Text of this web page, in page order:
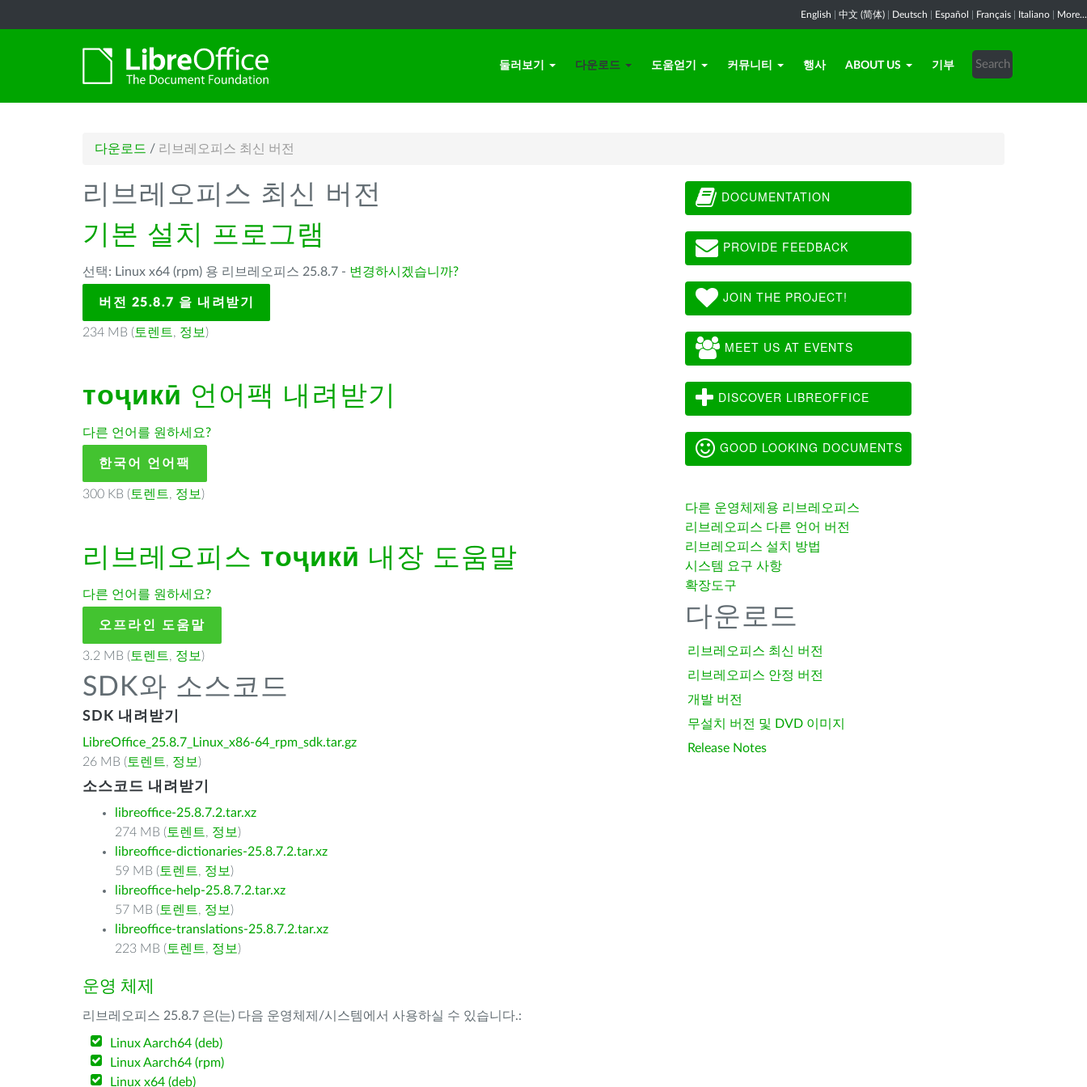
English 中文 (简体) Deutsch Español Français Italiano More...
둘러보기 다운로드 도움얻기 커뮤니티 행사 ABOUT US 기부
다운로드 / 리브레오피스 최신 버전
리브레오피스 최신 버전
기본 설치 프로그램
선택: Linux x64 (rpm) 용 리브레오피스 25.8.7 - 변경하시겠습니까?
버전 25.8.7 을 내려받기
234 MB ( 토렌트, 정보 )
тоҷикӣ 언어팩 내려받기
다른 언어를 원하세요?
한국어 언어팩
300 KB ( 토렌트, 정보 )
리브레오피스 тоҷикӣ 내장 도움말
다른 언어를 원하세요?
오프라인 도움말
3.2 MB ( 토렌트, 정보 )
SDK와 소스코드
SDK 내려받기
LibreOffice_25.8.7_Linux_x86-64_rpm_sdk.tar.gz
26 MB ( 토렌트, 정보 )
소스코드 내려받기
libreoffice-25.8.7.2.tar.xz
274 MB ( 토렌트, 정보 )
libreoffice-dictionaries-25.8.7.2.tar.xz
59 MB ( 토렌트, 정보 )
libreoffice-help-25.8.7.2.tar.xz
57 MB ( 토렌트, 정보 )
libreoffice-translations-25.8.7.2.tar.xz
223 MB ( 토렌트, 정보 )
운영 체제
리브레오피스 25.8.7 은(는) 다음 운영체제/시스템에서 사용하실 수 있습니다.:
Linux Aarch64 (deb)
Linux Aarch64 (rpm)
Linux x64 (deb)
DOCUMENTATION
PROVIDE FEEDBACK
JOIN THE PROJECT!
MEET US AT EVENTS
DISCOVER LIBREOFFICE
GOOD LOOKING DOCUMENTS
다른 운영체제용 리브레오피스
리브레오피스 다른 언어 버전
리브레오피스 설치 방법
시스템 요구 사항
확장도구
다운로드
리브레오피스 최신 버전
리브레오피스 안정 버전
개발 버전
무설치 버전 및 DVD 이미지
Release Notes